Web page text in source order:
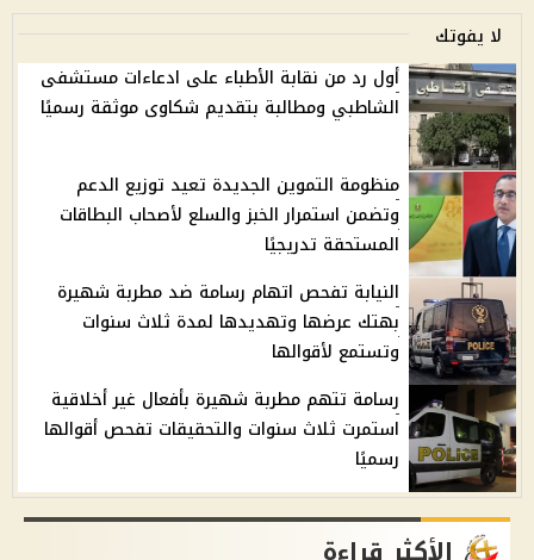
لا يفوتك
أول رد من نقابة الأطباء على ادعاءات مستشفى
الشاطبي ومطالبة بتقديم شكاوى موثقة رسميًا
منظومة التموين الجديدة تعيد توزيع الدعم
وتضمن استمرار الخبز والسلع لأصحاب البطاقات
المستحقة تدريجيًا
النيابة تفحص اتهام رسامة ضد مطربة شهيرة
بهتك عرضها وتهديدها لمدة ثلاث سنوات
وتستمع لأقوالها
رسامة تتهم مطربة شهيرة بأفعال غير أخلاقية
استمرت ثلاث سنوات والتحقيقات تفحص أقوالها
رسميًا